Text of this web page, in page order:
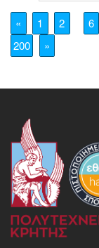
« 1 2 6
200
»